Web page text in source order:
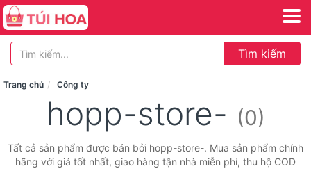
Tìm kiếm
Trang chủ Công ty
hopp-store- (0)
Tất cả sản phẩm được bán bởi hopp-store-. Mua sản phẩm chính
hãng với giá tốt nhất, giao hàng tận nhà miễn phí, thu hộ COD